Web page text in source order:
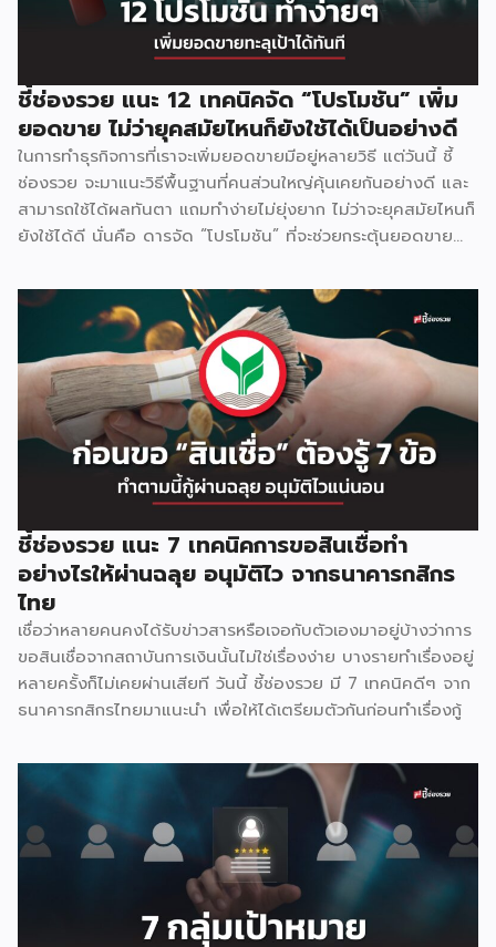
ชี้ช่องรวย แนะ 12 เทคนิคจัด “โปรโมชัน” เพิ่ม
ยอดขาย ไม่ว่ายุคสมัยไหนก็ยังใช้ได้เป็นอย่างดี
ในการทำธุรกิจการที่เราจะเพิ่มยอดขายมีอยู่หลายวิธี แต่วันนี้ ชี้
ช่องรวย จะมาแนะวิธีพื้นฐานที่คนส่วนใหญ่คุ้นเคยกันอย่างดี และ
สามารถใช้ได้ผลทันตา แถมทำง่ายไม่ยุ่งยาก ไม่ว่าจะยุคสมัยไหนก็
ยังใช้ได้ดี นั่นคือ ดารจัด “โปรโมชัน” ที่จะช่วยกระตุ้นยอดขาย
1.ลดราคา โปรโมชันลดราคา ถือเป็นพื้นฐานเบสิค ที่ผู้ประกอบ
ส่วนใหญ่เลือกจะใช้วิธีนี้ ซึ่งอาจจะลดเป็นเปร์เซ้นต์ หรือกำหนด
ปริมาณการซื้อเท่าไหร่ ลดเท่าไหร่ ซึ่งโปรโมชั่นนี้สามารถทำได้
เรื่อยๆ แต่ความน่าสนใจไม่มากเท่าไหร่นัก 2.ซื้อ 1 แถม 1 ใครๆ ก็
ชอบของฟรี การจัดโปรโมชั่นแบบซื้อ 1 ฟรี 1 หรือ ซื้อ 2 ฟรี 1 จะ
ช่วยกระตุ้นความอยากซื้อของลูกค้าได้ดีมากๆ เพราะลูกค้าจะรู้สึก
ว่าคุ้มค่า ประหยัดจริง จนลูกค้าบางรายอาจเปลี่ยนยีห้อสินค้าที่
เคยอยู่ประจำ มาซื้อสินค้ายี่ห้อใหม่ที่มีโปรโมชั่นเลยก้ได้ 3.มีของ
แถม การใช้ของแถมก็เป็นอีกวิธีที่นิยมใช้กันทั่วไป ซึ่งวิธีนี้สามารถ
ช่วยในเรื่องของการโปรโมทสินค้าใหม่ไปในตัวเลยก็ได้ ยกตัวอย่าง
ซื้อแชมพูสูตรธรรมดา แถมแชมพูสูตรใหม่ ขนาดทดลองให้ไปใช้
กันฟรีๆ 4.ชิงโชครับรางวัล ในบางครั้งอาจจะมีการจับฉลากให้
รางวัลแก่ลูกค้า และให้ลูกค้าถ่ายภาพกับสินค้าที่ขยายให้มีขนาด
ใหญ่เพื่อทำประชาสัมพันธ์ เหมาะสำหรับสินค้าที่หรูหรา […]
ชี้ช่องรวย แนะ 7 เทคนิคการขอสินเชื่อทำ
อย่างไรให้ผ่านฉลุย อนุมัติไว จากธนาคารกสิกร
ไทย
เชื่อว่าหลายคนคงได้รับข่าวสารหรือเจอกับตัวเองมาอยู่บ้างว่าการ
ขอสินเชื่อจากสถาบันการเงินนั้นไม่ใช่เรื่องง่าย บางรายทำเรื่องอยู่
หลายครั้งก็ไม่เคยผ่านเสียที วันนี้ ชี้ช่องรวย มี 7 เทคนิคดีๆ จาก
ธนาคารกสิกรไทยมาแนะนำ เพื่อให้ได้เตรียมตัวกันก่อนทำเรื่องกู้